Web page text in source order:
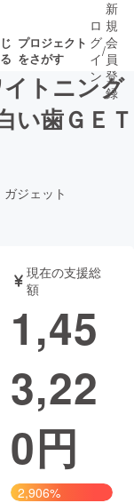
プロジェクト
をさがす
近いプ
書籍・雑誌
チャレンジ
Creation
ロ
グ
イ
ン
/
新
規
会
員
登
録
トニング
い歯ＧＥＴ
ジェット
現在の支援総
額
1,45
3,22
0円
2,906%